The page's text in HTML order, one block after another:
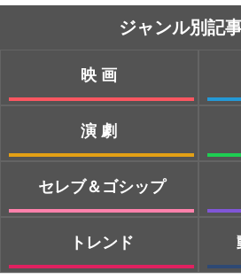
ジャンル別記
映画
演劇
セレブ＆ゴシップ
トレンド